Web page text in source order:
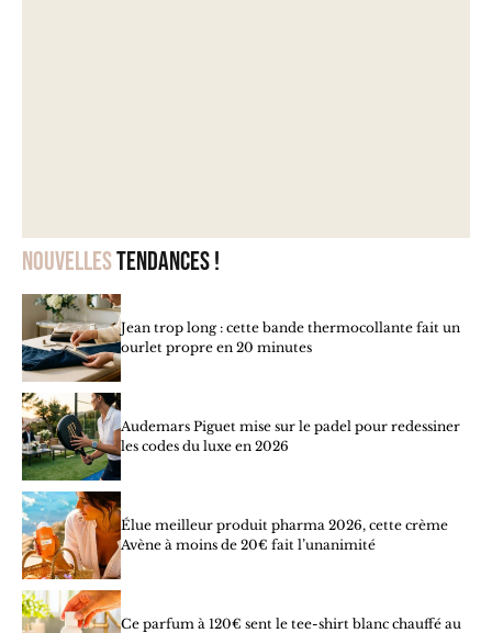
Nouvellestendances !
Jean trop long : cette bande thermocollante fait un
ourlet propre en 20 minutes
Audemars Piguet mise sur le padel pour redessiner
les codes du luxe en 2026
Élue meilleur produit pharma 2026, cette crème
Avène à moins de 20€ fait l’unanimité
Ce parfum à 120€ sent le tee-shirt blanc chauffé au